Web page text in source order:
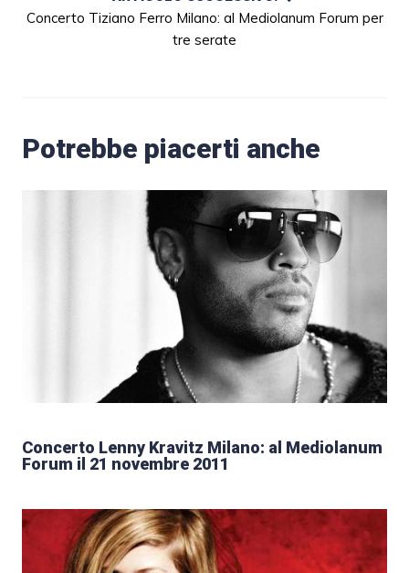
Concerto Tiziano Ferro Milano: al Mediolanum Forum per
tre serate
Potrebbe piacerti anche
Concerto Lenny Kravitz Milano: al Mediolanum
Forum il 21 novembre 2011